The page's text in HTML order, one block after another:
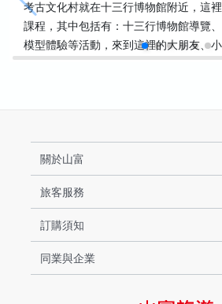
考古文化村就在十三行博物館附近，這
課程，其中包括有：十三行博物館導覽
模型體驗等活動，來到這裡的大朋友、
關於山富
旅客服務
訂購須知
同業與企業